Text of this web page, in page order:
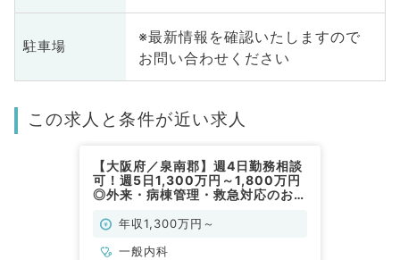
駐車場
※最新情報を確認いたしますので
お問い合わせください
この求人と条件が近い求人
【大阪府／泉南郡】週4日勤務相談
可！週5日1,300万円～1,800万円
◎外来・病棟管理・救急対応のお仕
年収1,300万円～
一般内科